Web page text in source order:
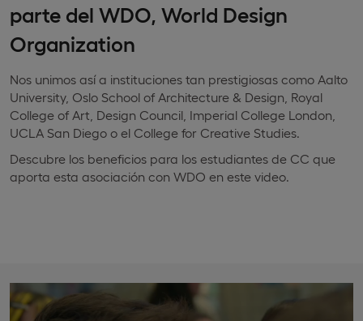
parte del WDO, World Design
Organization
Nos unimos así a instituciones tan prestigiosas como Aalto
University, Oslo School of Architecture & Design, Royal
College of Art, Design Council, Imperial College London,
UCLA San Diego o el College for Creative Studies.
Descubre los beneficios para los estudiantes de CC que
aporta esta asociación con WDO en este video.